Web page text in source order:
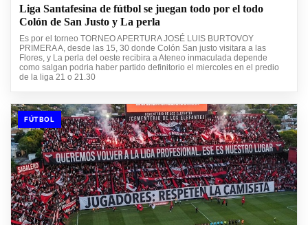
Liga Santafesina de fútbol se juegan todo por el todo
Colón de San Justo y La perla
Es por el torneo TORNEO APERTURA JOSÉ LUIS BURTOVOY
PRIMERA A, desde las 15, 30 donde Colón San justo visitara a las
Flores, y La perla del oeste recibira a Ateneo inmaculada depende
como salgan podria haber partido definitorio el miercoles en el predio
de la liga 21 o 21.30
FÚTBOL